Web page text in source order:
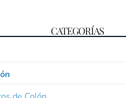
CATEGORÍAS